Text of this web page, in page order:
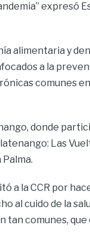
expresó
alimentaria y
a la
comunes
donde
Las
a la CCR por
al cuido de la
tan comunes, que